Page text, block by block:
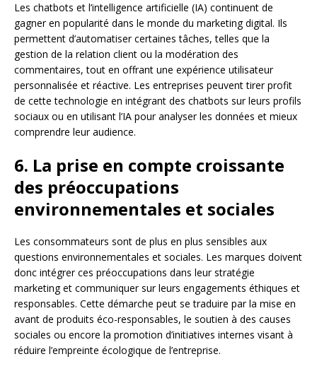
Les chatbots et l’intelligence artificielle (IA) continuent de
gagner en popularité dans le monde du marketing digital. Ils
permettent d’automatiser certaines tâches, telles que la
gestion de la relation client ou la modération des
commentaires, tout en offrant une expérience utilisateur
personnalisée et réactive. Les entreprises peuvent tirer profit
de cette technologie en intégrant des chatbots sur leurs profils
sociaux ou en utilisant l’IA pour analyser les données et mieux
comprendre leur audience.
6. La prise en compte croissante
des préoccupations
environnementales et sociales
Les consommateurs sont de plus en plus sensibles aux
questions environnementales et sociales. Les marques doivent
donc intégrer ces préoccupations dans leur stratégie
marketing et communiquer sur leurs engagements éthiques et
responsables. Cette démarche peut se traduire par la mise en
avant de produits éco-responsables, le soutien à des causes
sociales ou encore la promotion d’initiatives internes visant à
réduire l’empreinte écologique de l’entreprise.